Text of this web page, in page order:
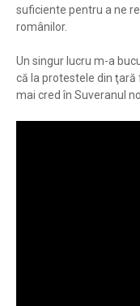
suficiente pentru a ne
românilor.
Un singur lucru m-a
că la protestele din
mai cred în Suveranul